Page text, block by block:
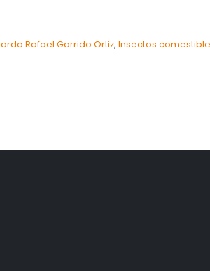
Rafael Garrido Ortiz, Insectos